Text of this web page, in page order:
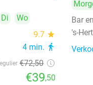
Di
Wo
9.7 star
4 min. directions_walk
€72,50
€39,50
Bar
's-